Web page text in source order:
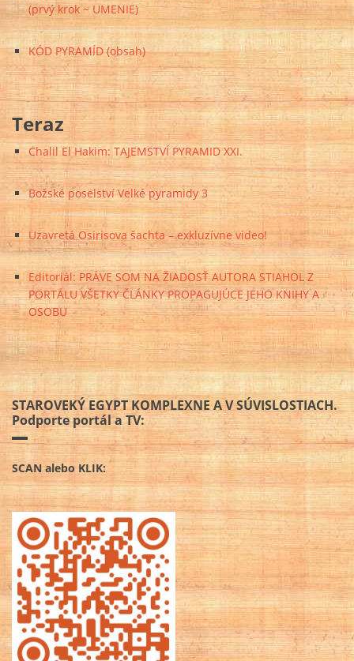
(prvý krok ~ UMENIE)
KÓD PYRAMÍD (obsah)
Teraz
Chalil El Hakim: TAJEMSTVÍ PYRAMID XXI.
Božské poselství Velké pyramidy 3
Uzavretá Osirisova šachta – exkluzívne video!
Editoriál: PRÁVE SOM NA ŽIADOSŤ AUTORA STIAHOL Z
PORTÁLU VŠETKY ČLÁNKY PROPAGUJÚCE JEHO KNIHY A
OSOBU
STAROVEKÝ EGYPT KOMPLEXNE A V SÚVISLOSTIACH.
Podporte portál a TV:
SCAN alebo KLIK: